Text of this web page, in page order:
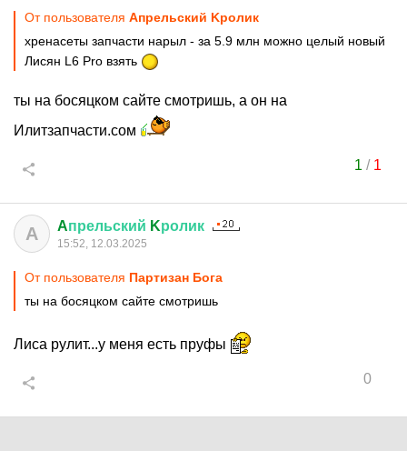
От пользователя Aпрельский Kролик
хренасеты запчасти нарыл - за 5.9 млн можно целый новый
Лисян L6 Pro взять
ты на босяцком сайте смотришь, а он на
Илитзапчасти.сом
1 / 1
A Aпрельский Kролик
15:52, 12.03.2025
От пользователя Партизан Бога
ты на босяцком сайте смотришь
Лиса рулит...у меня есть пруфы
0